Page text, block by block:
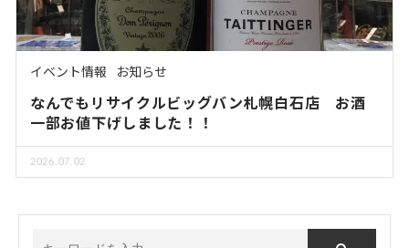
イベント情報 お知らせ
なんでもリサイクルビッグバン札幌白石店 お酒
一部お値下げしました！！
2026.07.02